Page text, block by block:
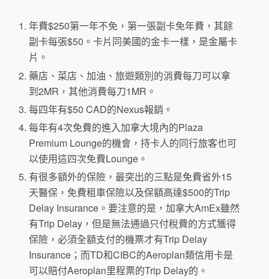
年費$250第一年不免，第一張副卡免年費，其餘
副卡每張$50。卡片同美國的金卡一樣，是金屬卡
片。
藥店、菜店、加油、旅遊類別的消費每刀可以拿
到2MR，其他消費每刀1MR。
每四年有$50 CAD的Nexus報銷。
每年有4次免費的進入加拿大境內的Plaza
Premium Lounge的機會，持卡人的同行旅客也可
以使用這四次免費Lounge。
有很多額外的保險，最突出的三點是免費省外15
天醫保，免費租車保險以及保額高達$500的Trip
Delay Insurance。要注意的是，加拿大AmEx雖然
有Trip Delay，但是無法通過只付稅費的方式獲得
保險，必須全額支付的機票才有Trip Delay
Insurance；而TD和CIBC的Aeroplan類信用卡是
可以賠付Aeroplan里程票的Trip Delay的。